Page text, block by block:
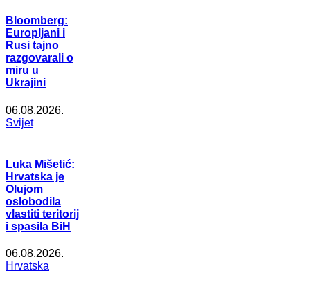
Bloomberg:
Europljani i
Rusi tajno
razgovarali o
miru u
Ukrajini
06.08.2026.
Svijet
Luka Mišetić:
Hrvatska je
Olujom
oslobodila
vlastiti teritorij
i spasila BiH
06.08.2026.
Hrvatska